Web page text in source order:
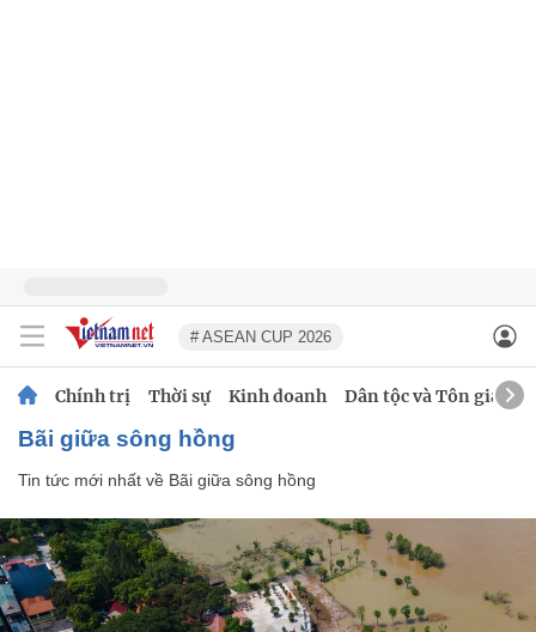
# ASEAN CUP 2026
Chính trị Thời sự Kinh doanh Dân tộc và Tôn giáo
Bãi giữa sông hồng
Tin tức mới nhất về Bãi giữa sông hồng